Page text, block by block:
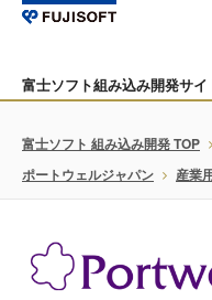
富士ソフト組み込み開発サイ
富士ソフト 組み込み開発 TOP
ポートウェルジャパン
産業